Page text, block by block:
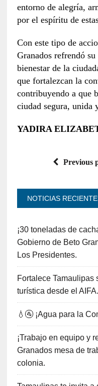
entorno de alegría,
por el espíritu de
Con este tipo de
Granados refrendó
bienestar de la
que fortalezcan la
contribuyendo a que
ciudad segura, unida
YADIRA
Previous
NOTICIAS
¡30 toneladas de
Gobierno de Beto
Los Presidentes.
Fortalece Tamaulipas
turística desde el AIFA.
💧🚰 ¡Agua para la
¡Trabajo en equipo y
Granados mesa de
colonia.